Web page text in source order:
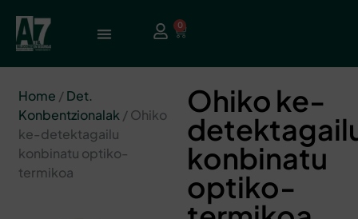
0
Home /Det.
Konbentzionalak / Ohiko
ke-detektagailu
konbinatu optiko-
termikoa
Ohiko ke-
konbinatu
optiko-